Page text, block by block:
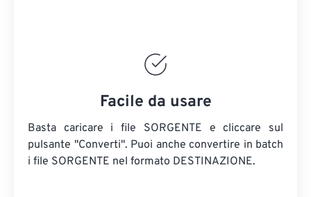
Facile da usare
Basta caricare i file SORGENTE e cliccare sul
pulsante "Converti". Puoi anche convertire in batch
i file SORGENTE nel formato DESTINAZIONE.